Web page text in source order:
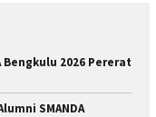
Bengkulu 2026 Pererat
SMANDA